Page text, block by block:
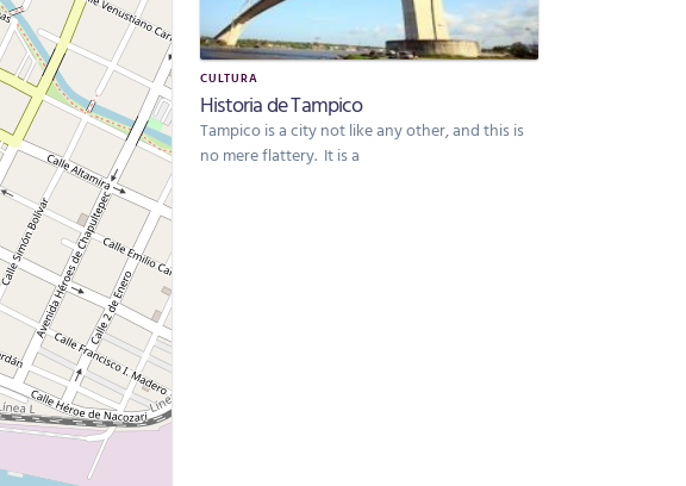
CULTURA
Historia de Tampico
Tampico is a city not like any other, and this is
no mere flattery. It is a